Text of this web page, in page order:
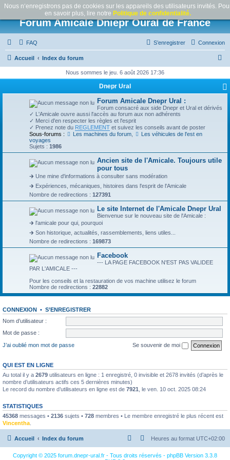
Nous n‘enregistrons pas de cookies sur les appareils des utilisateurs invités.
en savoir plus, lire notre Politique de confidentialité.
Forum Amicale Dniepr Oural de France
FAQ Connexion
S’enregistrer
Accueil Index du forum
h
Nous sommes le jeu. 6 août 2026 17:36
Dnepr Ural
Forum Amicale Dnepr Ural :
Forum consacré aux side Dnepr et Ural et dérivés
✓ L'Amicale ouvre aussi l'accès au forum aux non adhérents
✓ Merci d'en respecter les règles et l'esprit
✓ Prenez note du REGLEMENT et suivez les conseils avant de poster
Sous-forums :
Les machines du forum,
Les véhicules de l'est en
voyages
Sujets : 1986
Ancien site de l'Amicale. Toujours utile
pour tous
🡲 Une mine d'informations à consulter sans modération
🡲 Expériences, mécaniques, histoires dans l'esprit de l'Amicale
Nombre de redirections : 127391
Le site Internet de l'Amicale Dnepr Ural
Bienvenue sur le nouveau site de l'Amicale :
🡲 l'amicale pour qui, pourquoi
🡲 Son historique, actualités, rassemblements, liens utiles...
Nombre de redirections : 169873
Facebook
--- LA PAGE FACEBOOK N'EST PAS VALIDEE
PAR L'AMICALE ---
Pour les conseils et la restauration de vos machine utilisez le forum
Nombre de redirections : 22882
CONNEXION • S’ENREGISTRER
Nom d’utilisateur :
Mot de passe :
J’ai oublié mon mot de passe
Se souvenir de moi
QUI EST EN LIGNE
Au total il y a 2679 utilisateurs en ligne : 1 enregistré, 0 invisible et 2678 invités (d’après le
nombre d’utilisateurs actifs ces 5 dernières minutes)
Le record du nombre d’utilisateurs en ligne est de 7921 , le ven. 10 oct. 2025 08:24
STATISTIQUES
45368 messages • 2136 sujets • 728 membres • Le membre enregistré le plus récent est
Vincentha
Accueil Index du forum Heures au format UTC+02:00
Copyright © 2025 forum.dnepr-ural.fr - Tous droits réservés - phpBB Version 3.3.8